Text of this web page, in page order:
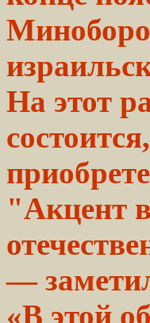
На этот
состоится,
"Акцент
—
«В этой